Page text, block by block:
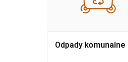
Odpady komunalne